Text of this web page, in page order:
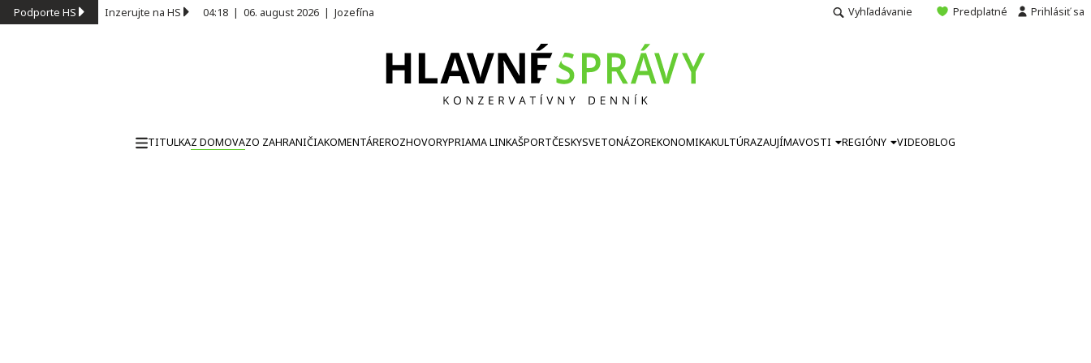
Podporte HS Inzerujte na HS 04:18 | 06. august 2026 | Jozefína Vyhľadávanie Predplatné Prihlásiť sa
TITULKAZ DOMOVAZO ZAHRANIČIAKOMENTÁREROZHOVORYPRIAMA LINKAŠPORTČESKYSVETONÁZOREKONOMIKAKULTÚRAZAUJÍMAVOSTI REGIÓNY VIDEOBLOG